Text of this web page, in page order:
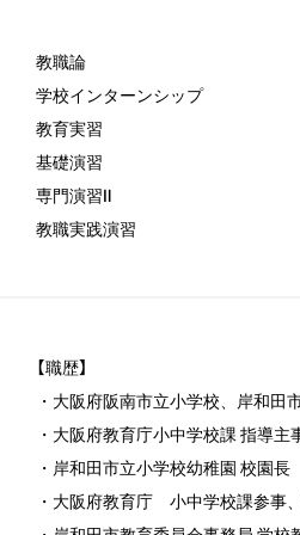
教職論
学校インターンシップ
教育実習
基礎演習
専門演習Ⅱ
教職実践演習
【職歴】
・大阪府阪南市立小学校、岸和田
・大阪府教育庁小中学校課 指導
・岸和田市立小学校幼稚園 校園長
・大阪府教育庁 小中学校課参事